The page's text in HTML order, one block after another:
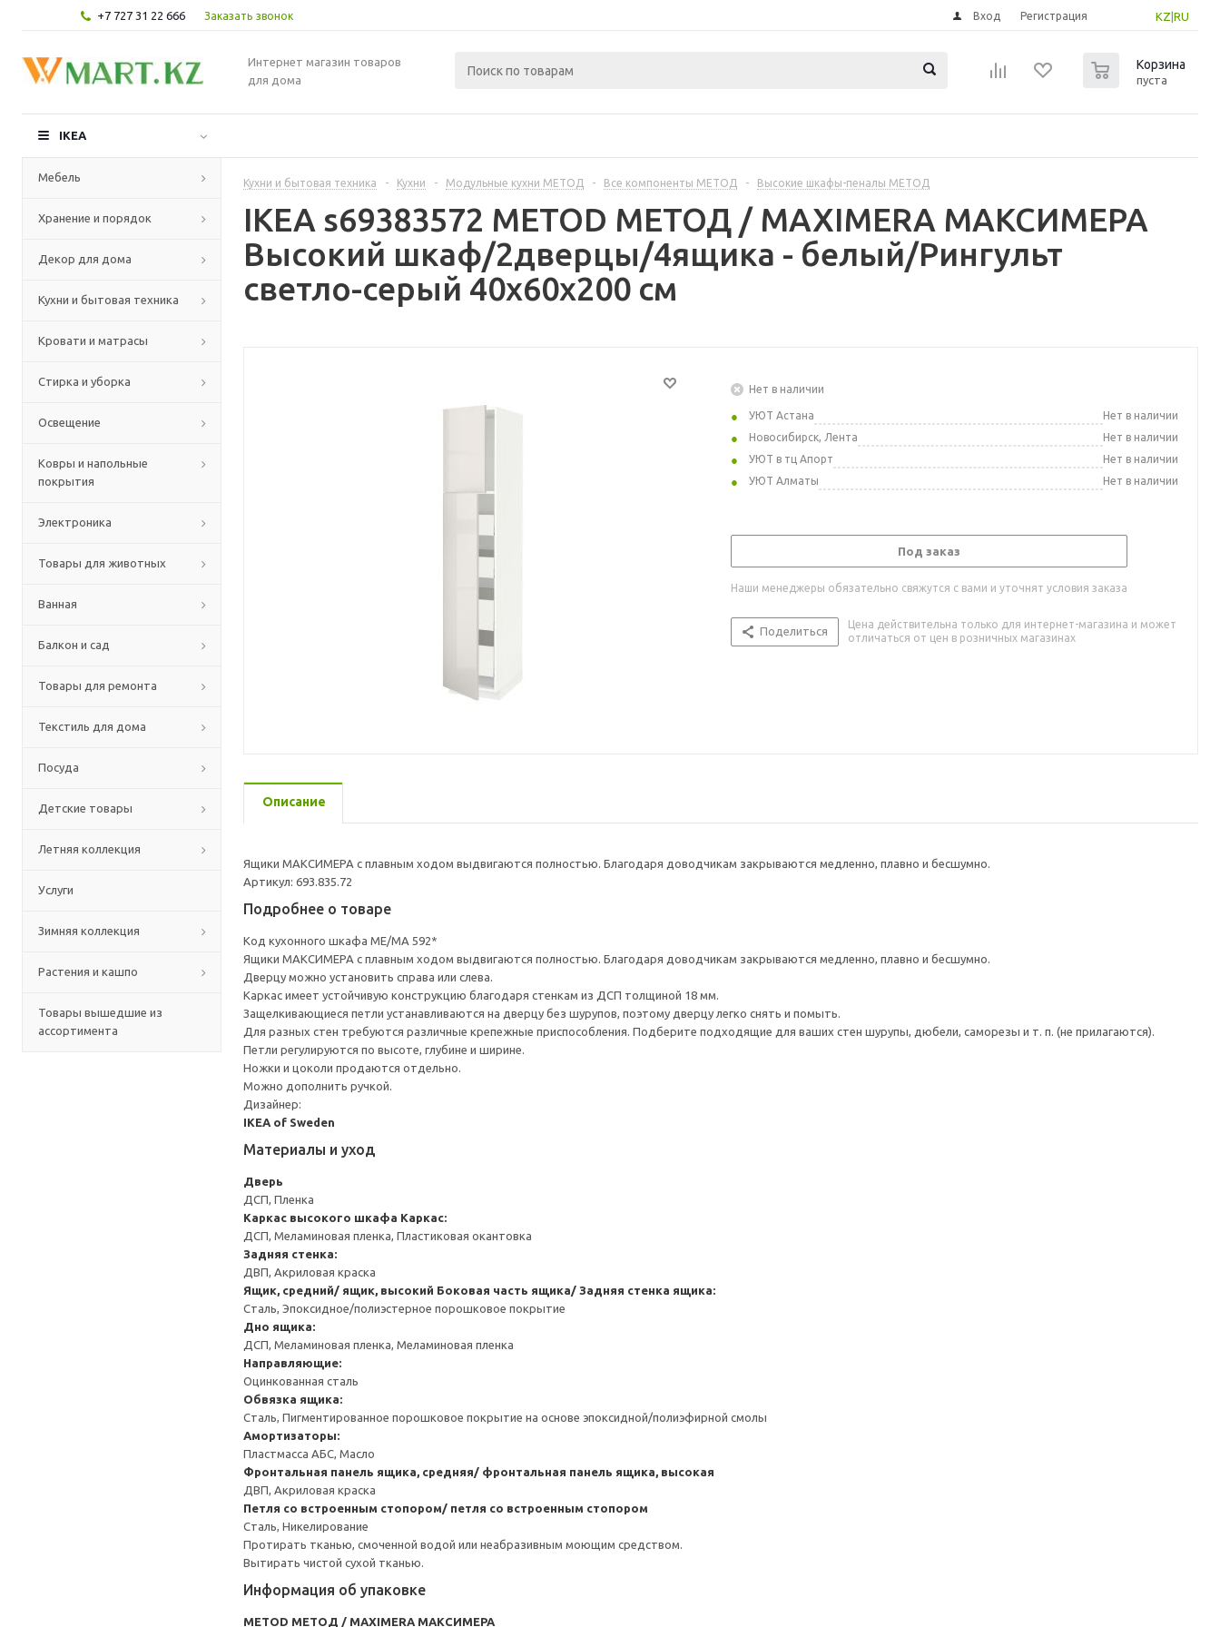
+7 727 31 22 666 Заказать звонок KZ RU
Вход Регистрация
Интернет магазин товаров
для дома
Корзина
пуста
IKEA
Мебель
Хранение и порядок
Декор для дома
Кухни и бытовая техника
Кровати и матрасы
Стирка и уборка
Освещение
Ковры и напольные
покрытия
Электроника
Товары для животных
Ванная
Балкон и сад
Товары для ремонта
Текстиль для дома
Посуда
Детские товары
Летняя коллекция
Услуги
Зимняя коллекция
Растения и кашпо
Товары вышедшие из
ассортимента
Кухни и бытовая техника - Кухни - Модульные кухни МЕТОД - Все компоненты МЕТОД - Высокие шкафы-пеналы МЕТОД
IKEA s69383572 METOD МЕТОД / MAXIMERA МАКСИМЕРА
Высокий шкаф/2дверцы/4ящика - белый/Рингульт
светло-серый 40x60x200 см
Нет в наличии
УЮТ Астана
Нет в наличии
Новосибирск, Лента
Нет в наличии
УЮТ в тц Апорт
Нет в наличии
УЮТ Алматы
Нет в наличии
Под заказ
Наши менеджеры обязательно свяжутся с вами и уточнят условия заказа
Поделиться
Цена действительна только для интернет-магазина и может
отличаться от цен в розничных магазинах
Описание
Ящики МАКСИМЕРА с плавным ходом выдвигаются полностью. Благодаря доводчикам закрываются медленно, плавно и бесшумно.
Артикул: 693.835.72
Подробнее о товаре
Код кухонного шкафа ME/MA 592*
Ящики МАКСИМЕРА с плавным ходом выдвигаются полностью. Благодаря доводчикам закрываются медленно, плавно и бесшумно.
Дверцу можно установить справа или слева.
Каркас имеет устойчивую конструкцию благодаря стенкам из ДСП толщиной 18 мм.
Защелкивающиеся петли устанавливаются на дверцу без шурупов, поэтому дверцу легко снять и помыть.
Для разных стен требуются различные крепежные приспособления. Подберите подходящие для ваших стен шурупы, дюбели, саморезы и т. п. (не прилагаются).
Петли регулируются по высоте, глубине и ширине.
Ножки и цоколи продаются отдельно.
Можно дополнить ручкой.
Дизайнер:
IKEA of Sweden
Материалы и уход
Дверь
ДСП, Пленка
Каркас высокого шкафа Каркас:
ДСП, Меламиновая пленка, Пластиковая окантовка
Задняя стенка:
ДВП, Акриловая краска
Ящик, средний/ ящик, высокий Боковая часть ящика/ Задняя стенка ящика:
Сталь, Эпоксидное/полиэстерное порошковое покрытие
Дно ящика:
ДСП, Меламиновая пленка, Меламиновая пленка
Направляющие:
Оцинкованная сталь
Обвязка ящика:
Сталь, Пигментированное порошковое покрытие на основе эпоксидной/полиэфирной смолы
Амортизаторы:
Пластмасса АБС, Масло
Фронтальная панель ящика, средняя/ фронтальная панель ящика, высокая
ДВП, Акриловая краска
Петля со встроенным стопором/ петля со встроенным стопором
Сталь, Никелирование
Протирать тканью, смоченной водой или неабразивным моющим средством.
Вытирать чистой сухой тканью.
Информация об упаковке
METOD МЕТОД / MAXIMERA МАКСИМЕРА